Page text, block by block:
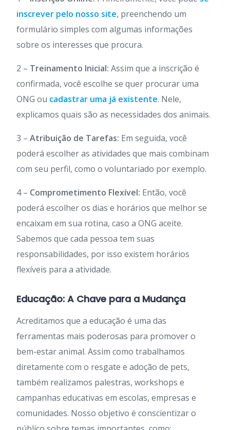
inscrever pelo nosso site, preenchendo um
formulário simples com algumas informações
sobre os interesses que procura.
2 – Treinamento Inicial: Assim que a inscrição é
confirmada, você escolhe se quer procurar uma
ONG ou cadastrar uma já existente. Nele,
explicamos quais são as necessidades dos animais.
3 – Atribuição de Tarefas: Em seguida, você
poderá escolher as atividades que mais combinam
com seu perfil, como o voluntariado por exemplo.
4 – Comprometimento Flexível: Então, você
poderá escolher os dias e horários que melhor se
encaixam em sua rotina, caso a ONG aceite.
Sabemos que cada pessoa tem suas
responsabilidades, por isso existem horários
flexíveis para a atividade.
Educação: A Chave para a Mudança
Acreditamos que a educação é uma das
ferramentas mais poderosas para promover o
bem-estar animal. Assim como trabalhamos
diretamente com o resgate e adoção de pets,
também realizamos palestras, workshops e
campanhas educativas em escolas, empresas e
comunidades. Nosso objetivo é conscientizar o